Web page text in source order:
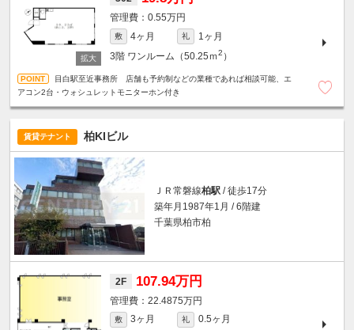
0.55万円
敷 4ヶ月 礼
1ヶ月
3階 ワンルーム（50.25ｍ2 ）
目白駅至近事務所 店舗も予約制などの業種であれば相談可能、エ
アコン2台・ウォシュレットモニターホン付き
賃貸テナント 柏KIビル
ＪＲ常磐線柏駅 / 徒歩17分
築年月1987年1月 / 6階建
千葉県柏市柏
2F 107.94万円
22.4875万円
敷 3ヶ月 礼
0.5ヶ月